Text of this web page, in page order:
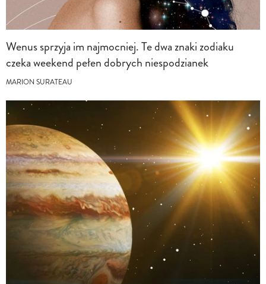
Wenus sprzyja im najmocniej. Te dwa znaki zodiaku
czeka weekend pełen dobrych niespodzianek
MARION SURATEAU